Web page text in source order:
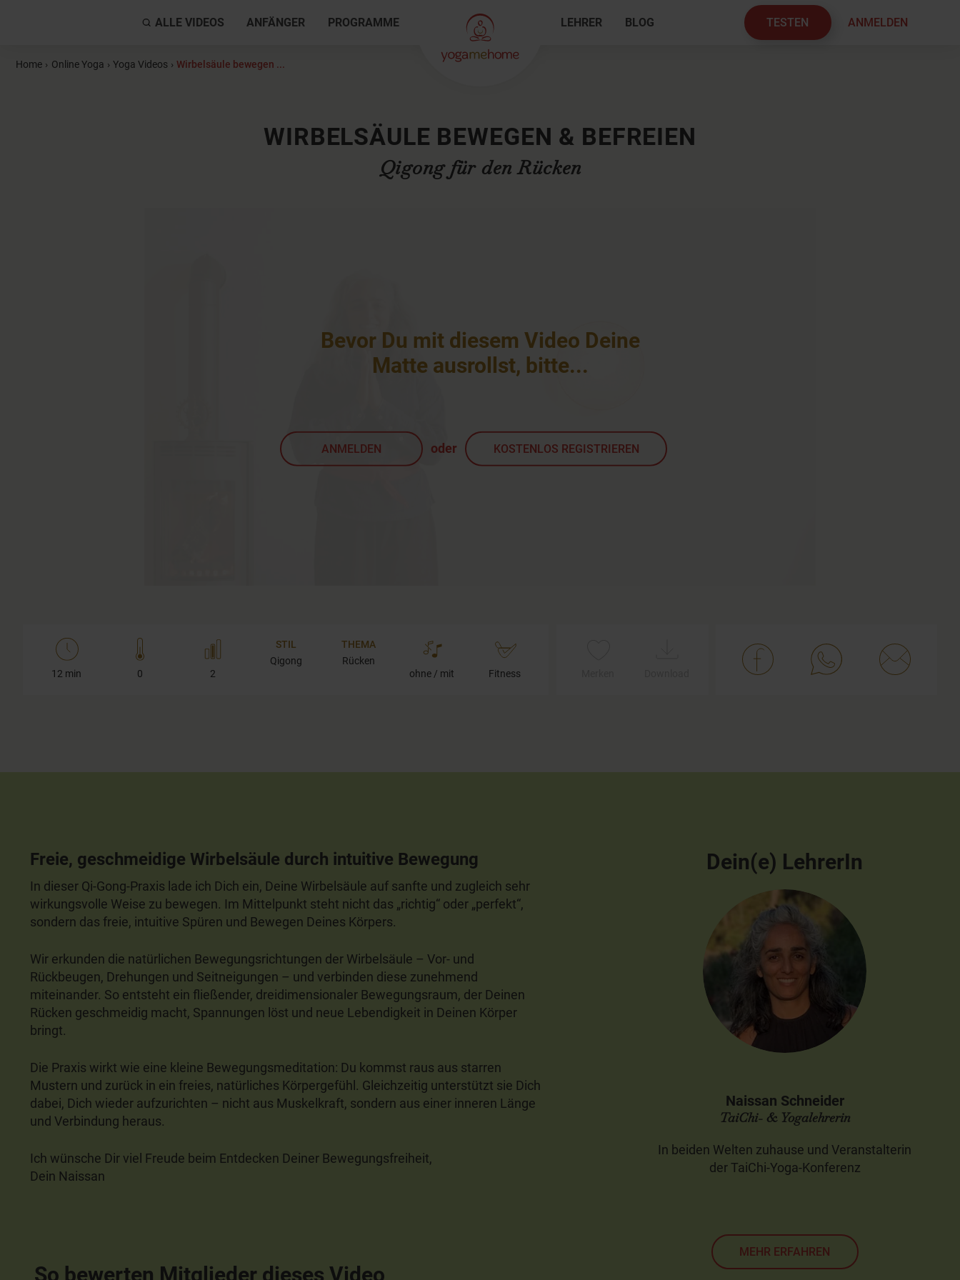
ALLE VIDEOS ANFÄNGER PROGRAMME LEHRER BLOG TESTEN ANMELDEN
Home › Online Yoga › Yoga Videos › Wirbelsäule bewegen ...
WIRBELSÄULE BEWEGEN & BEFREIEN
Qigong für den Rücken
Bevor Du mit diesem Video Deine
Matte ausrollst, bitte...
ANMELDEN oder KOSTENLOS REGISTRIEREN
12 min 0 2
STIL
Qigong
THEMA
Rücken
ohne / mit
Fitness
Freie, geschmeidige Wirbelsäule durch intuitive Bewegung
In dieser Qi-Gong-Praxis lade ich Dich ein, Deine Wirbelsäule auf sanfte und zugleich sehr
wirkungsvolle Weise zu bewegen. Im Mittelpunkt steht nicht das „richtig“ oder „perfekt“,
sondern das freie, intuitive Spüren und Bewegen Deines Körpers.
Wir erkunden die natürlichen Bewegungsrichtungen der Wirbelsäule – Vor- und
Rückbeugen, Drehungen und Seitneigungen – und verbinden diese zunehmend
miteinander. So entsteht ein fließender, dreidimensionaler Bewegungsraum, der Deinen
Rücken geschmeidig macht, Spannungen löst und neue Lebendigkeit in Deinen Körper
bringt.
Die Praxis wirkt wie eine kleine Bewegungsmeditation: Du kommst raus aus starren
Mustern und zurück in ein freies, natürliches Körpergefühl. Gleichzeitig unterstützt sie Dich
dabei, Dich wieder aufzurichten – nicht aus Muskelkraft, sondern aus einer inneren Länge
und Verbindung heraus.
Ich wünsche Dir viel Freude beim Entdecken Deiner Bewegungsfreiheit,
Dein Naissan
So bewerten Mitglieder dieses Video
Dein(e) LehrerIn
Naissan Schneider
TaiChi- & Yogalehrerin
In beiden Welten zuhause und Veranstalterin
der TaiChi-Yoga-Konferenz
MEHR ERFAHREN